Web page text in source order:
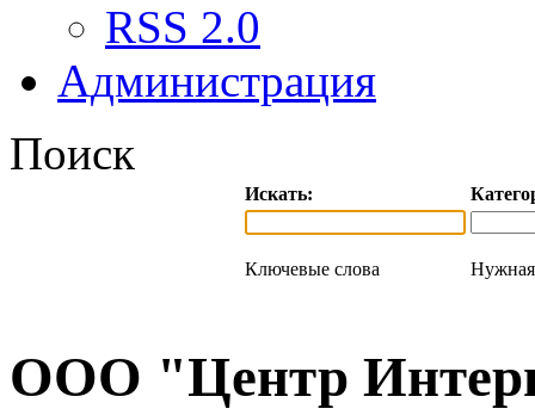
RSS 2.0
Администрация
Поиск
Искать:
Ключевые слова Нужная
ООО "Центр